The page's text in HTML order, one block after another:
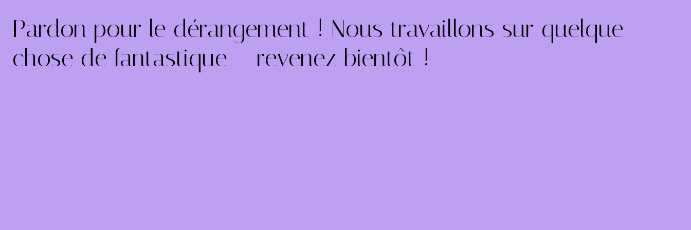
Pardon pour le dérangement ! Nous travaillons sur quelque
chose de fantastique – revenez bientôt !